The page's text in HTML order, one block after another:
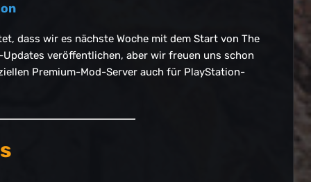
dass wir es nächste Woche mit dem Start von The
veröffentlichen, aber wir freuen uns schon
Premium-Mod-Server auch für PlayStation-